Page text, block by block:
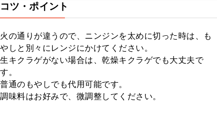
コツ・ポイント
火の通りが違うので、ニンジンを太めに切った時は、も
やしと別々にレンジにかけてください。
生キクラゲがない場合は、乾燥キクラゲでも大丈夫で
す。
普通のもやしでも代用可能です。
調味料はお好みで、微調整してください。